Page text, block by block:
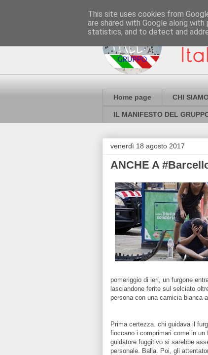
Home page CHI
IL MANIFESTO DEL
venerdì 18 agosto 2017
ANCHE A
pomeriggio di ieri, un furgone
lasciandone ferite sul selciato
persona con una camicia bianca
Prima certezza. chi guidava il
fioccano i comprimari come in
guidatore fuggitivo si sarebbe
personale. Balla. Poi, gli
This site uses cookies from
are shared with Google along
statistics, and to detect and